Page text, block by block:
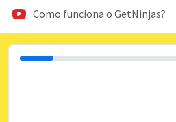
Como funciona o GetNinjas?